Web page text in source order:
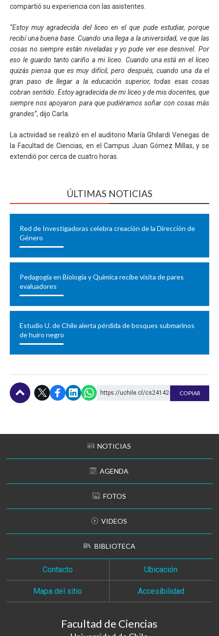
compartió su experiencia con las asistentes.
“Estoy muy agradecida del liceo en el que pude estudiar, porque
recibí una buena base. Cuando una llega a la universidad, ve que las
cosas no siempre están niveladas y yo pude ver ese desnivel. Por
eso le guardo tanto cariño a mi liceo. Cuando una está en el liceo
quizás piensa que es muy difícil, pero después, cuando una da el
gran paso de llegar a la educación superior, todas esas cosas
cobran sentido. Estoy agradecida de mi liceo y de mis docentes, que
siempre nos apoyaron para que pudiéramos soñar con cosas más
grandes”, dijo Carla.
La actividad se realizó en el auditorio María Ghilardi Venegas de
la Facultad de Ciencias, en el Campus Juan Gómez Millas, y se
extendió por cerca de cuatro horas.
ÚLTIMAS NOTICIAS
Red de Investigadoras celebra creación de la Dirección de
Género
Pedagogía en Biología y Química recibe visita de pares
evaluadores
Estudio U. de Chile alerta pérdida de bosques submarinos
de huiro negro
https://uchile.cl/cs241424 COPIAR
NOTICIAS
AGENDA
FOTOS
VIDEOS
BIBLIOTECA
Contacto Ubicación
Mapa del sitio Accesibilidad
Facultad de Ciencias